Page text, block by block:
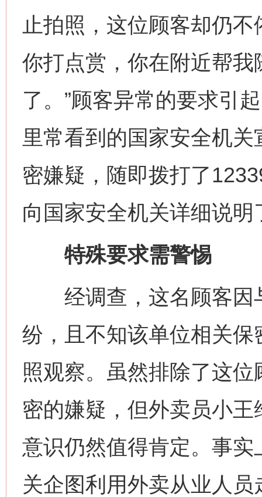
止拍照，这位顾客却仍
你打点赏，你在附近帮
了。”顾客异常的要求引
里常看到的国家安全机
密嫌疑，随即拨打了
向国家安全机关详细说明
特殊要求需警惕
经调查，这名顾客因
纷，且不知该单位相关
照观察。虽然排除了这
密的嫌疑，但外卖员小
意识仍然值得肯定。事
关企图利用外卖从业人